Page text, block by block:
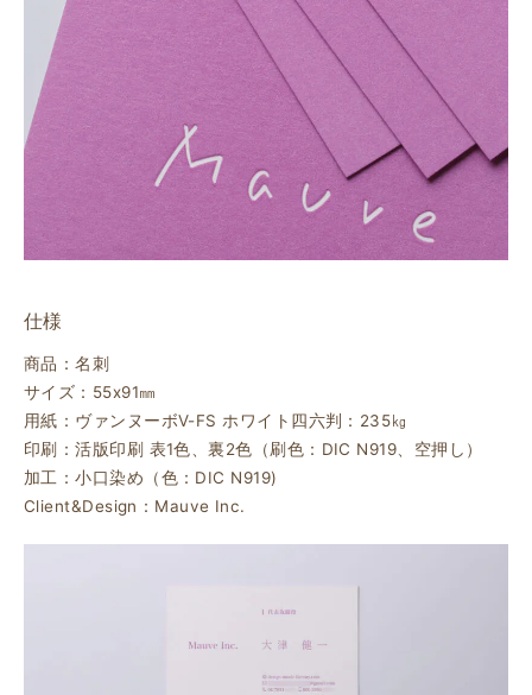
仕様
商品：名刺
サイズ：55ⅹ91㎜
用紙：ヴァンヌーボV-FS ホワイト四六判：235㎏
印刷：活版印刷 表1色、裏2色（刷色：DIC N919、空押し）
加工：小口染め（色：DIC N919)
Client&Design：Mauve Inc.